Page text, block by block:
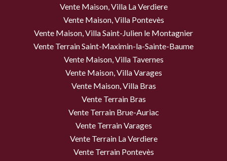
Vente Maison, Villa La Verdiere
Vente Maison, Villa Pontevès
Vente Maison, Villa Saint-Julien le Montagnier
Vente Terrain Saint-Maximin-la-Sainte-Baume
Vente Maison, Villa Tavernes
Vente Maison, Villa Varages
Vente Maison, Villa Bras
Vente Terrain Bras
Vente Terrain Brue-Auriac
Vente Terrain Varages
Vente Terrain La Verdiere
Vente Terrain Pontevès